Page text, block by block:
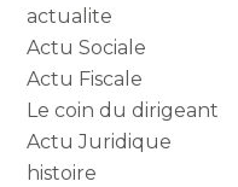
actualite
Actu Sociale
Actu Fiscale
Le coin du dirigeant
Actu Juridique
histoire